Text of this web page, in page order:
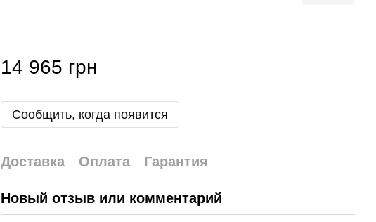
14 965 грн
Сообщить, когда появится
Доставка Оплата Гарантия
Новый отзыв или комментарий